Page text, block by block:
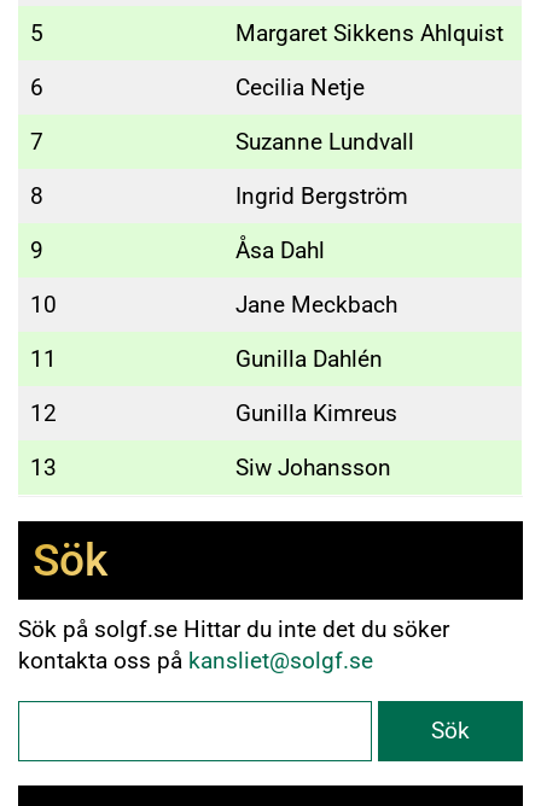
5 Margaret Sikkens Ahlquist
6 Cecilia Netje
7 Suzanne Lundvall
8 Ingrid Bergström
9 Åsa Dahl
10 Jane Meckbach
11 Gunilla Dahlén
12 Gunilla Kimreus
13 Siw Johansson
Sök
Sök på solgf.se Hittar du inte det du söker
kontakta oss på kansliet@solgf.se